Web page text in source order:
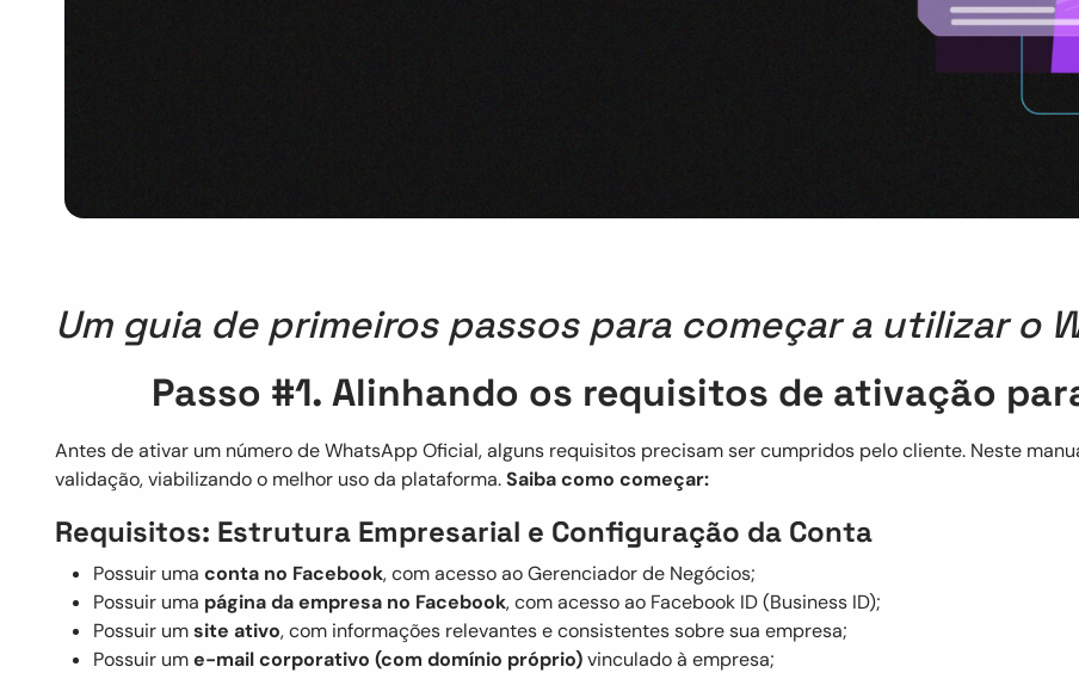
Um guia de primeiros passos para começar a utilizar o
Passo #1. Alinhando os requisitos de ativação
Antes de ativar um número de WhatsApp Oficial, alguns requisitos precisam ser cumpridos pelo cliente. Neste
validação, viabilizando o melhor uso da plataforma.Saiba como começar:
Requisitos: Estrutura Empresarial e Configuração da Conta
Possuir uma conta no Facebook, com acesso ao Gerenciador de Negócios;
Possuir uma página da empresa no Facebook, com acesso ao Facebook ID (Business ID);
Possuir umsite ativo, com informações relevantes e consistentes sobre sua empresa;
Possuir ume-mail corporativo (com domínio próprio)vinculado à empresa;